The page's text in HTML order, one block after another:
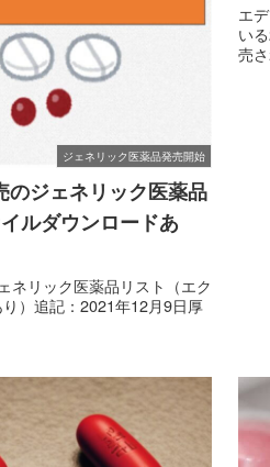
ジェネリック医薬品発売開始
のジェネリック医薬品
ルダウンロードあ
ネリック医薬品リスト（エク
）追記：2021年12月9日厚
エ
い
売